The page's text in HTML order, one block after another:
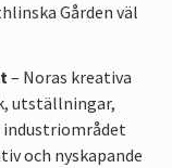
Gården väl
– Noras kreativa
utställningar,
industriområdet
och nyskapande